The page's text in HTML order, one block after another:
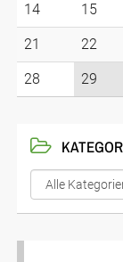
14 15
21 22
28 29